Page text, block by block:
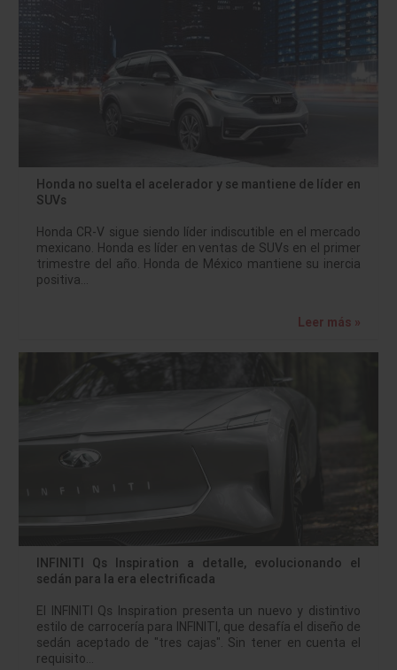
Honda no suelta el acelerador y se mantiene de líder en
SUVs
Honda CR-V sigue siendo líder indiscutible en el mercado
mexicano. Honda es líder en ventas de SUVs en el primer
trimestre del año. Honda de México mantiene su inercia
positiva…
Leer más »
INFINITI Qs Inspiration a detalle, evolucionando el
sedán para la era electrificada
El INFINITI Qs Inspiration presenta un nuevo y distintivo
estilo de carrocería para INFINITI, que desafía el diseño de
sedán aceptado de "tres cajas". Sin tener en cuenta el
requisito…